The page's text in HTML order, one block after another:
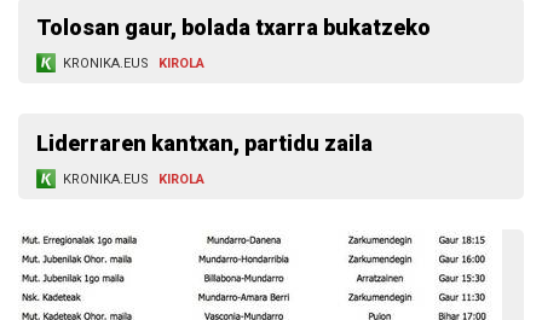
Tolosan gaur, bolada txarra bukatzeko
KRONIKA.EUS KIROLA
Liderraren kantxan, partidu zaila
KRONIKA.EUS KIROLA